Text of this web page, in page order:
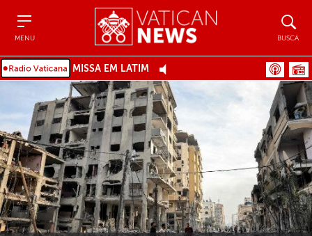
MENU BUSCA
MISSA EM LATIM